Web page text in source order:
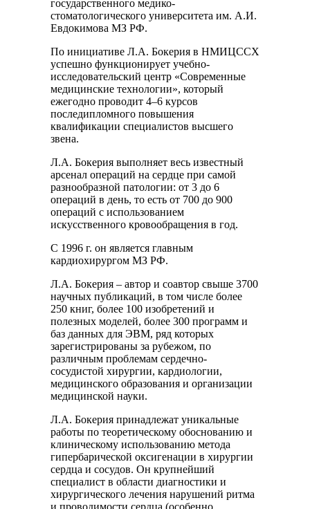
государственного медико-
стоматологического университета им. А.И.
Евдокимова МЗ РФ.
По инициативе Л.А. Бокерия в НМИЦССХ
успешно функционирует учебно-
исследовательский центр «Современные
медицинские технологии», который
ежегодно проводит 4–6 курсов
последипломного повышения
квалификации специалистов высшего
звена.
Л.А. Бокерия выполняет весь известный
арсенал операций на сердце при самой
разнообразной патологии: от 3 до 6
операций в день, то есть от 700 до 900
операций с использованием
искусственного кровообращения в год.
С 1996 г. он является главным
кардиохирургом МЗ РФ.
Л.А. Бокерия – автор и соавтор свыше 3700
научных публикаций, в том числе более
250 книг, более 100 изобретений и
полезных моделей, более 300 программ и
баз данных для ЭВМ, ряд которых
зарегистрированы за рубежом, по
различным проблемам сердечно-
сосудистой хирургии, кардиологии,
медицинского образования и организации
медицинской науки.
Л.А. Бокерия принадлежат уникальные
работы по теоретическому обоснованию и
клиническому использованию метода
гипербарической оксигенации в хирургии
сердца и сосудов. Он крупнейший
специалист в области диагностики и
хирургического лечения нарушений ритма
и проводимости сердца (особенно